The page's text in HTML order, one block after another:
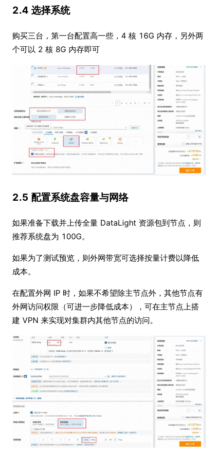
2.4 选择系统
购买三台，第一台配置高一些，4 核 16G 内存，另外两
个可以 2 核 8G 内存即可
2.5 配置系统盘容量与网络
如果准备下载并上传全量 DataLight 资源包到节点，则
推荐系统盘为 100G。
如果为了测试预览，则外网带宽可选择按量计费以降低
成本。
在配置外网 IP 时，如果不希望除主节点外，其他节点有
外网访问权限（可进一步降低成本），可在主节点上搭
建 VPN 来实现对集群内其他节点的访问。